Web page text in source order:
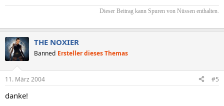
Dieser Beitrag kann Spuren von Nüssen enthalten.​
THE NOXIER
Banned Ersteller dieses Themas
11. März 2004 #5
danke!